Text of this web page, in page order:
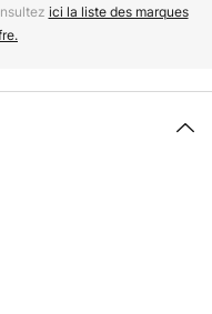
ici la liste des marques